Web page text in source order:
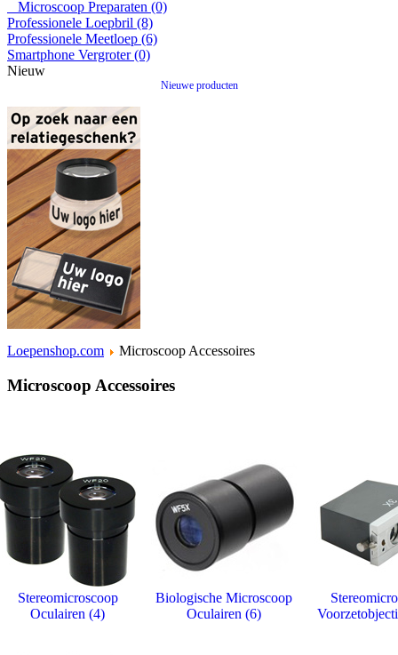
Microscoop Preparaten (0)
Professionele Loepbril (8)
Professionele Meetloep (6)
Smartphone Vergroter (0)
Nieuw
Nieuwe producten
Loepenshop.com Microscoop Accessoires
Microscoop Accessoires
Stereomicroscoop
Oculairen (4)
Biologische Microscoop
Oculairen (6)